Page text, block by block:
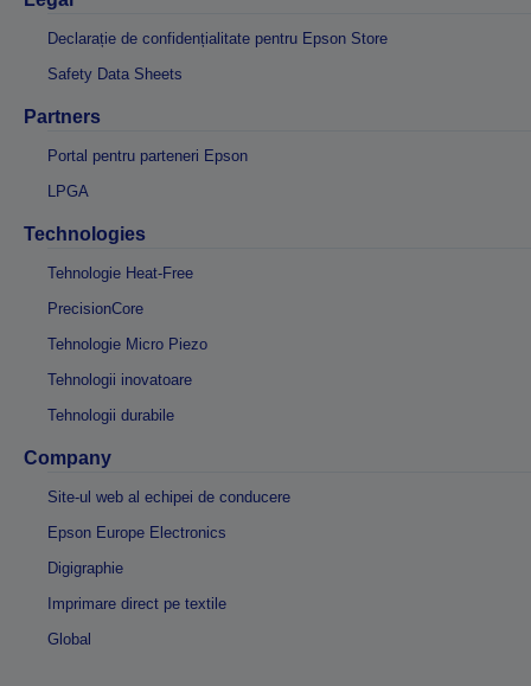
Declarație de confidențialitate pentru Epson Store
Safety Data Sheets
Partners
Portal pentru parteneri Epson
LPGA
Technologies
Tehnologie Heat-Free
PrecisionCore
Tehnologie Micro Piezo
Tehnologii inovatoare
Tehnologii durabile
Company
Site-ul web al echipei de conducere
Epson Europe Electronics
Digigraphie
Imprimare direct pe textile
Global